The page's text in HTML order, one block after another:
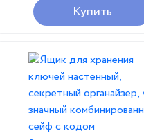
Безопасный ящик для
ключей с защитой от
Купить